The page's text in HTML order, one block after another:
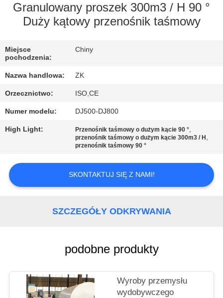
NAS
WYCIECZKA
PO
FABRYCE
KONTROLA
JAKOŚCI
SKONTAKTUJ
SIĘ
AKTUALNOŚCI
POPROSIĆ
Granulowany proszek 300m3 / H 90 °
Duży kątowy przenośnik taśmowy
Miejsce
pochodzenia:
Chiny
Nazwa handlowa: ZK
Orzecznictwo: ISO,CE
Numer modelu: DJ500-DJ800
High Light: Przenośnik taśmowy o dużym kącie 90 °,
przenośnik taśmowy o dużym kącie 300m3 / H ,
przenośnik taśmowy 90 °
SKONTAKTUJ SIĘ Z NAMI!
SZCZEGÓŁY ODKRYWANIA
podobne produkty
Wyroby przemysłu
wydobywczego